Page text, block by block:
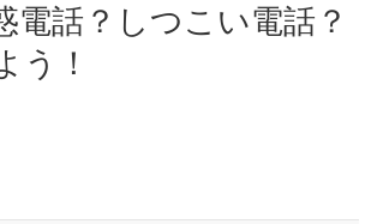
電話？しつこい電話？
う！